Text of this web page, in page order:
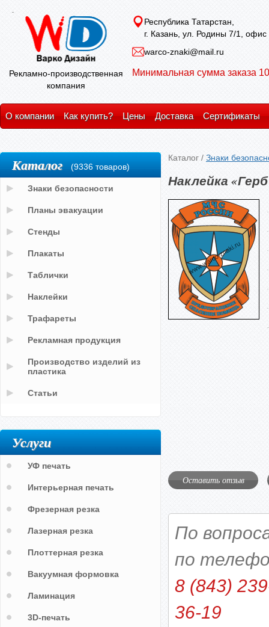
Рекламно-производственная
компания
Республика Татарстан,
г. Казань, ул. Родины 7/1, офис
warco-znaki@mail.ru
Минимальная сумма заказа
О компании Как купить? Цены Доставка Сертификаты
Каталог / Знаки
Наклейка
Оставить отзыв
По
по
8 (843)
36-19
Каталог (9336 товаров)
Знаки безопасности
Планы эвакуации
Стенды
Плакаты
Таблички
Наклейки
Трафареты
Рекламная продукция
Производство изделий из
пластика
Статьи
Услуги
УФ печать
Интерьерная печать
Фрезерная резка
Лазерная резка
Плоттерная резка
Вакуумная формовка
Ламинация
3D-печать